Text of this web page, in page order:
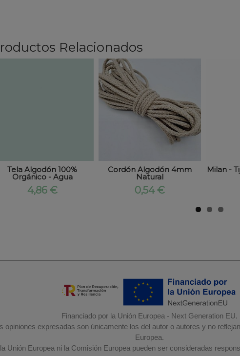
Relacionados
Tela Algodón 100%
Orgánico - Agua
4,86 €
Cordón Algodón 4mm
Natural
0,54 €
Milan -
Financiado por la Unión Europea - Next Generation EU.
expresadas son únicamente los del autor o autores y no
Europea.
Unión Europea ni la Comisión Europea pueden ser consideradas